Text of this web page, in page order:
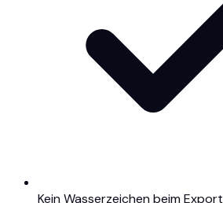
Kein Wasserzeichen beim Export